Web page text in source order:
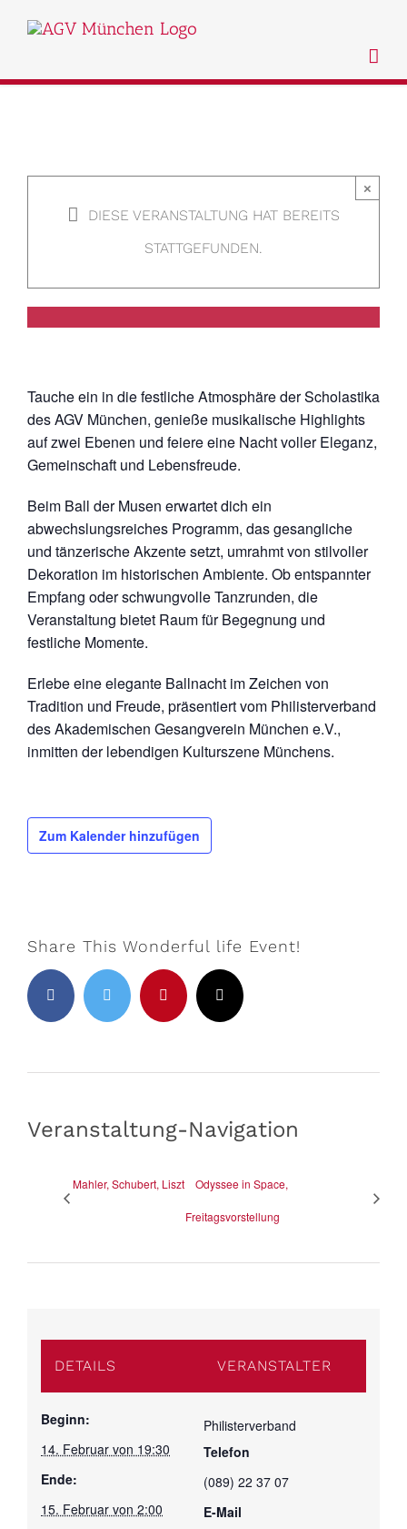
springen
×
DIESE VERANSTALTUNG HAT BEREITS
STATTGEFUNDEN.
Ball der Musen
Tauche ein in die festliche Atmosphäre der Scholastika
des AGV München, genieße musikalische Highlights
auf zwei Ebenen und feiere eine Nacht voller Eleganz,
Gemeinschaft und Lebensfreude.
Beim Ball der Musen erwartet dich ein
abwechslungsreiches Programm, das gesangliche
und tänzerische Akzente setzt, umrahmt von stilvoller
Dekoration im historischen Ambiente. Ob entspannter
Empfang oder schwungvolle Tanzrunden, die
Veranstaltung bietet Raum für Begegnung und
festliche Momente.
Erlebe eine elegante Ballnacht im Zeichen von
Tradition und Freude, präsentiert vom Philisterverband
des Akademischen Gesangverein München e.V.,
inmitten der lebendigen Kulturszene Münchens.
Zum Kalender hinzufügen
Share This Wonderful life Event!
Facebook Twitter Pinterest
Mail
Veranstaltung-Navigation
Mahler, Schubert, Liszt Odyssee in Space,
Freitagsvorstellung
DETAILS
Beginn:
14. Februar von 19:30
Ende:
15. Februar von 2:00
VERANSTALTER
Philisterverband
Telefon
(089) 22 37 07
E-Mail